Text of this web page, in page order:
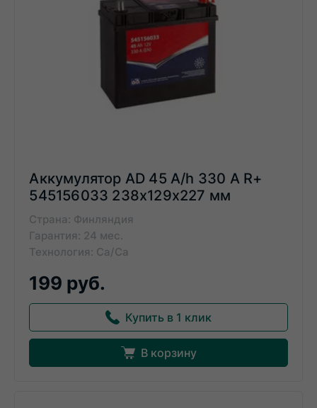
Аккумулятор AD 45 A/h 330 А R+
545156033 238x129x227 мм
Страна: Финляндия
Гарантия: 24 мес.
Технология: Ca/Ca
199 руб.
Купить в 1 клик
В корзину